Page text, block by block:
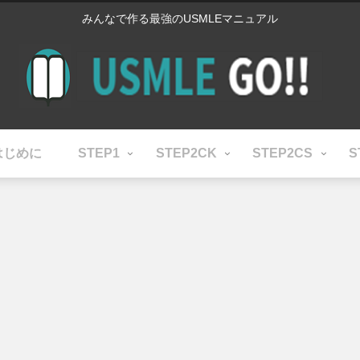
みんなで作る最強のUSMLEマニュアル
じめに STEP1 STEP2CK STEP2CS